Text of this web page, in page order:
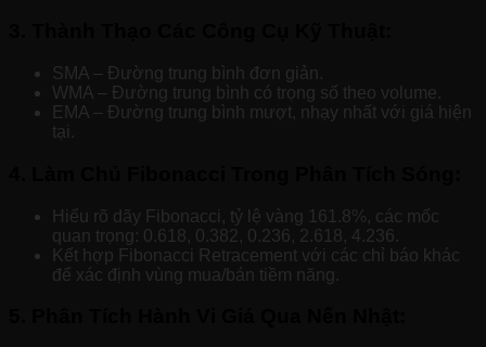
SMA – Đường trung bình đơn giản.
WMA – Đường trung bình có trọng số theo volume.
EMA – Đường trung bình mượt, nhạy nhất với giá hiện
tại.
Hiểu rõ dãy Fibonacci, tỷ lệ vàng 161.8%, các mốc
quan trọng: 0.618, 0.382, 0.236, 2.618, 4.236.
Kết hợp Fibonacci Retracement với các chỉ báo khác
để xác định vùng mua/bán tiềm năng.